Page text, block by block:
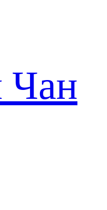
Чан